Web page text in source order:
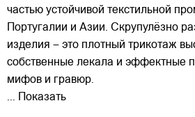
частью устойчивой текстильной
Португалии и Азии. Скрупулёзно
изделия – это плотный трикотаж
собственные лекала и эффектные
мифов и гравюр.
... Показать